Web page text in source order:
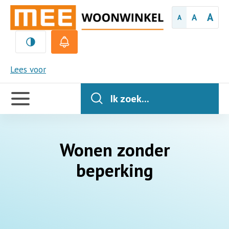
A A A
Lees voor
MEE
Handige
links
Ik zoek...
Wonen zonder
beperking